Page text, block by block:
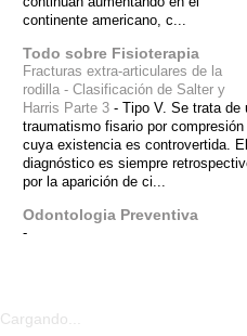
continente americano, c...
Todo sobre Fisioterapia
Fracturas extra-articulares de la
rodilla - Clasificación de Salter y
Harris Parte 3 - Tipo V. Se trata de
traumatismo fisario por compresión
cuya existencia es controvertida. El
diagnóstico es siempre
por la aparición de ci...
Odontologia Preventiva
-
Cargando...